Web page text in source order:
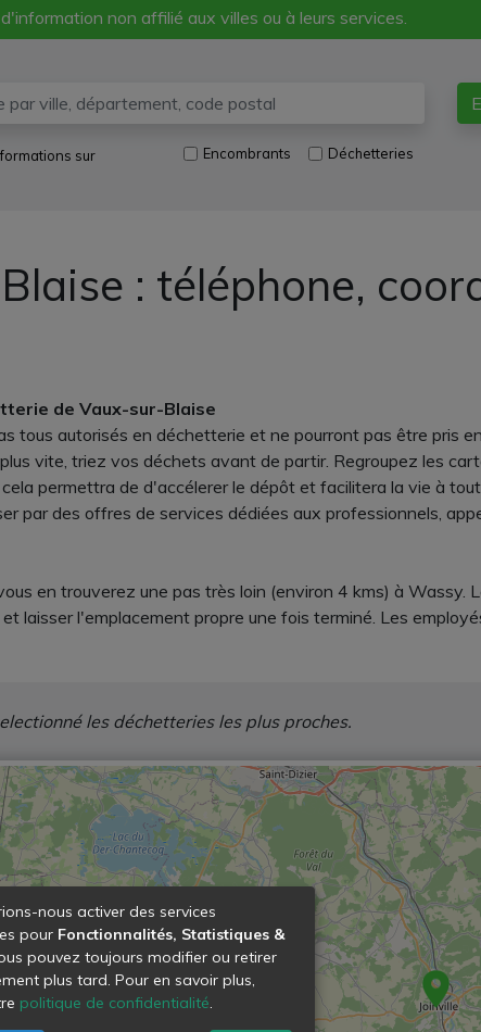
non affilié aux villes ou à leurs services.
sur Encombrants Déchetteries
: téléphone,
de Vaux-sur-Blaise
tous autorisés en déchetterie et ne pourront pas être pris
vite, triez vos déchets avant de partir. Regroupez les
permettra de d'accélerer le dépôt et facilitera la vie à
par des offres de services dédiées aux professionnels,
en trouverez une pas très loin (environ 4 kms) à Wassy.
laisser l'emplacement propre une fois terminé. Les
les déchetteries les plus proches.
nous activer des services
pour Fonctionnalités, Statistiques &
pouvez toujours modifier ou retirer
plus tard. Pour en savoir plus,
politique de confidentialité.